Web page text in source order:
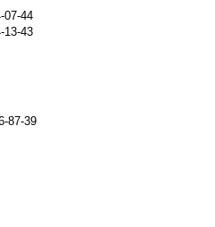
07-44
13-43
87-39